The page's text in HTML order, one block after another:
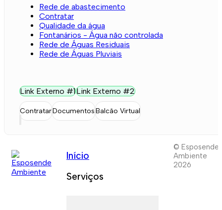
Rede de abastecimento
Contratar
Qualidade da água
Fontanários - Água não controlada
Rede de Águas Residuais
Rede de Águas Pluviais
Link Externo #1Link Externo #2
ContratarDocumentosBalcão Virtual
Início
Serviços
© Esposende
Ambiente
2026